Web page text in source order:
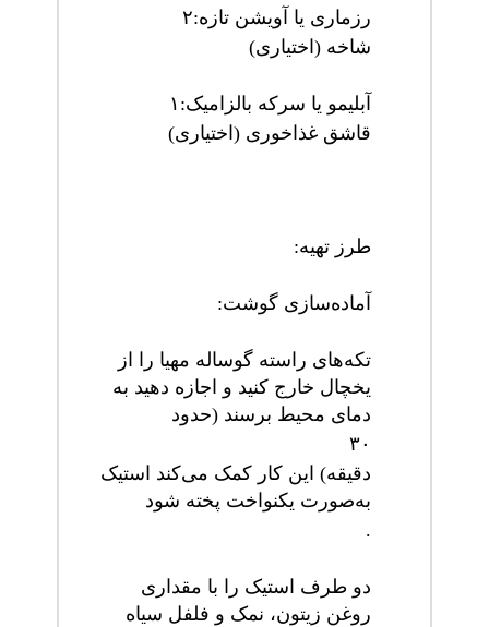
رزماری یا آویشن تازه:۲
شاخه (اختیاری)
آبلیمو یا سرکه بالزامیک: ۱
قاشق غذاخوری (اختیاری)
طرز تهیه:
آماده‌سازی گوشت:
تکه‌های راسته گوساله مهیا را از
یخچال خارج کنید و اجازه دهید به
دمای محیط برسند (حدود
۳۰
دقیقه) این کار کمک می‌کند استیک
به‌صورت یکنواخت پخته شود
.
دو طرف استیک را با مقداری
روغن زیتون، نمک و فلفل سیاه